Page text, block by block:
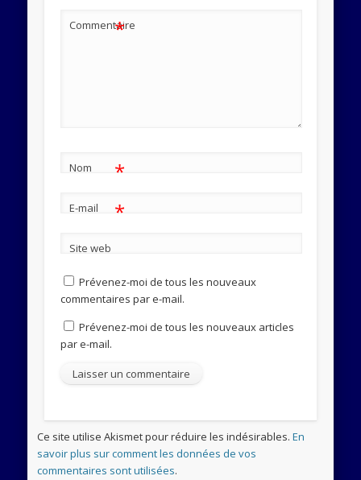
Commentaire
*
Nom *
E-mail *
Site web
Prévenez-moi de tous les nouveaux
commentaires par e-mail.
Prévenez-moi de tous les nouveaux articles
par e-mail.
Ce site utilise Akismet pour réduire les indésirables.En
savoir plus sur comment les données de vos
commentaires sont utilisées.